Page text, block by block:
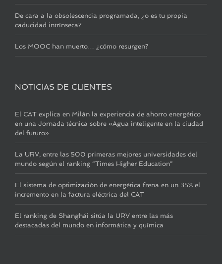
De cara a la obsolescencia programada, ¿o es tu propia
caducidad intrínseca?
Los MOOC han muerto… ¿cómo resurgen?
NOTICIAS DE CLIENTES
El CAT explica en Milán la experiencia de ahorro energético
en una Jornada técnica sobre «Agua inteligente en la ciudad
del futuro»
La URV, entre las 500 primeras mejores universidades del
mundo según el ranking “Times Higher Education”
El sistema de optimización de energética frena en un 35% el
incremento en la factura eléctrica del CAT
El ranking de Shanghái sitúa la URV entre las más
destacadas del mundo en informática y química